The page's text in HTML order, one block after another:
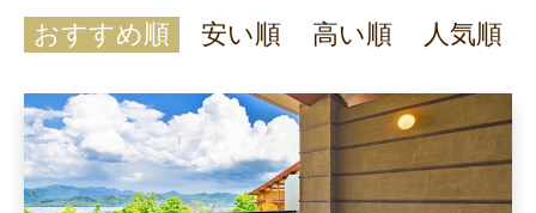
おすすめ順
安い順 高い順 人気順